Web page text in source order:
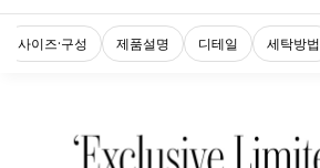
사이즈·구성 제품설명 디테일 세탁방법